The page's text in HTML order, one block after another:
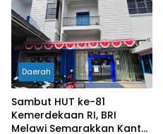
Daerah
Sambut HUT ke-81
Kemerdekaan RI, BRI
Melawi Semarakkan Kantor